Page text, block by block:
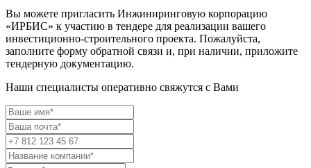
Вы можете пригласить Инжиниринговую корпорацию
«ИРБИС» к участию в тендере для реализации вашего
инвестиционно-строительного проекта. Пожалуйста,
заполните форму обратной связи и, при наличии, приложите
тендерную документацию.
Наши специалисты оперативно свяжутся с Вами